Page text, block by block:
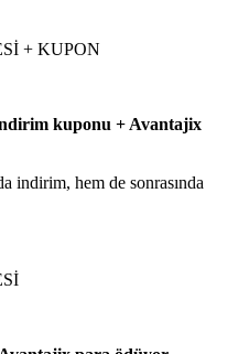
+ KUPON
kuponu + Avantajix
indirim, hem de sonrasında